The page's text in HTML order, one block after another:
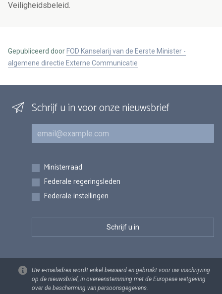
Veiligheidsbeleid.
Gepubliceerd door FOD Kanselarij van de Eerste Minister -
algemene directie Externe Communicatie
Schrijf u in voor onze nieuwsbrief
E-mail
Inschrijvingen
Ministerraad
Federale regeringsleden
Federale instellingen
Uw e-mailadres wordt enkel bewaard en gebruikt voor uw inschrijving
op de nieuwsbrief, in overeenstemming met de Europese wetgeving
over de bescherming van persoonsgegevens.